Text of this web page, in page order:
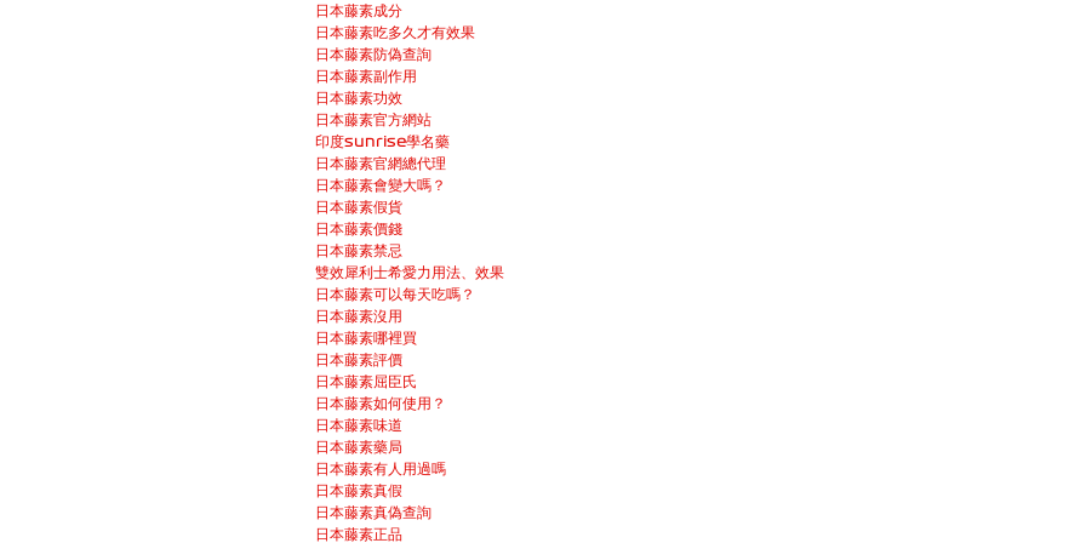
日本藤素成分
日本藤素吃多久才有效果
日本藤素防偽查詢
日本藤素副作用
日本藤素功效
日本藤素官方網站
印度sunrise學名藥
日本藤素官網總代理
日本藤素會變大嗎？
日本藤素假貨
日本藤素價錢
日本藤素禁忌
雙效犀利士希愛力用法、效果
日本藤素可以每天吃嗎？
日本藤素沒用
日本藤素哪裡買
日本藤素評價
日本藤素屈臣氏
日本藤素如何使用？
日本藤素味道
日本藤素藥局
日本藤素有人用過嗎
日本藤素真假
日本藤素真偽查詢
日本藤素正品